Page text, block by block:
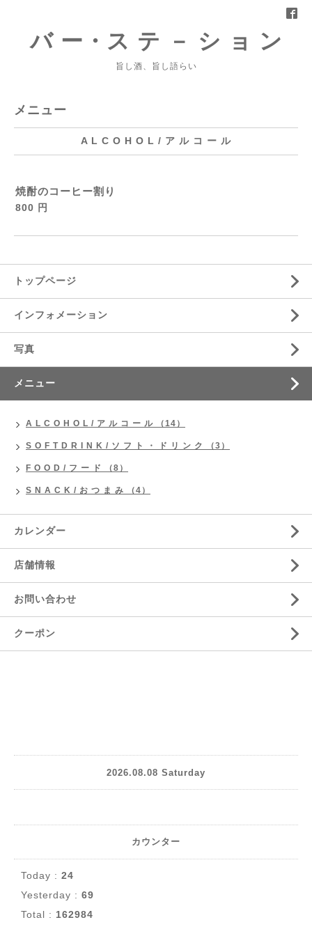
バ ー・ス テ － シ ョ ン
旨し酒、旨し語らい
メニュー
A L C O H O L / ア ル コ ー ル
焼酎のコーヒー割り
800 円
トップページ
インフォメーション
写真
メニュー
A L C O H O L / ア ル コ ー ル （14）
S O F T D R I N K / ソ フ ト ・ ド リ ン ク （3）
F O O D / フ ー ド （8）
S N A C K / お つ ま み （4）
カレンダー
店舗情報
お問い合わせ
クーポン
2026.08.08 Saturday
カウンター
Today : 24
Yesterday : 69
Total : 162984